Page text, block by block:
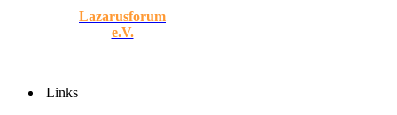
Lazarusforum
e.V.
Links